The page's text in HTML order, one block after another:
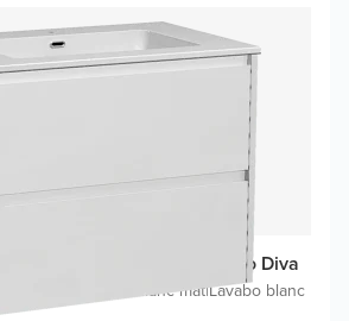
salle de bains avec lavabo Diva
sous-lavabo blanc mat|Lavabo blanc